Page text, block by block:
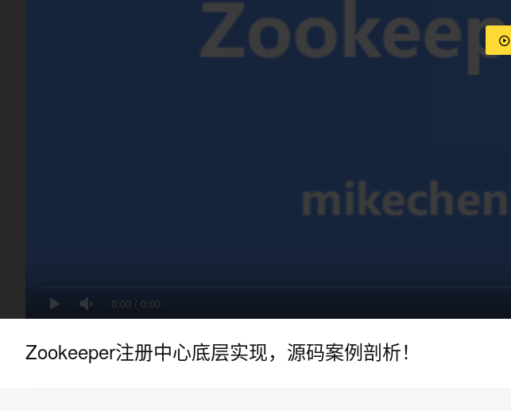
0:00 / 0:00
Zookeeper注册中心底层实现，源码案例剖析！